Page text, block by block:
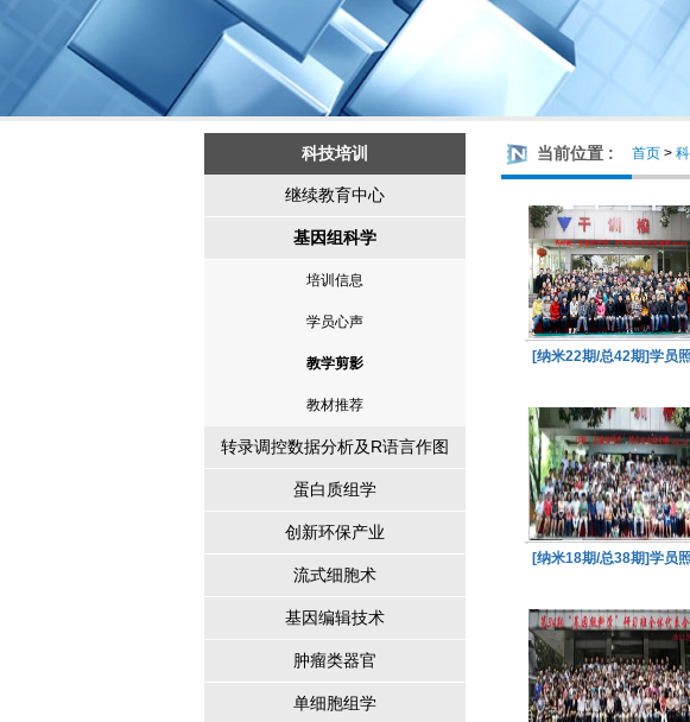
科技培训
继续教育中心
基因组科学
培训信息
学员心声
教学剪影
教材推荐
转录调控数据分析及R语言作图
蛋白质组学
创新环保产业
流式细胞术
基因编辑技术
肿瘤类器官
单细胞组学
当前位置 : 首页 >
[纳米22期/总42期]学员
[纳米18期/总38期]学员